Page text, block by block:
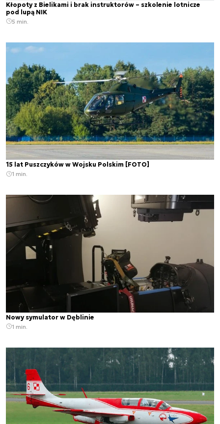
Kłopoty z Bielikami i brak instruktorów – szkolenie lotnicze
pod lupą NIK
5 min.
15 lat Puszczyków w Wojsku Polskim [FOTO]
1 min.
Nowy symulator w Dęblinie
1 min.